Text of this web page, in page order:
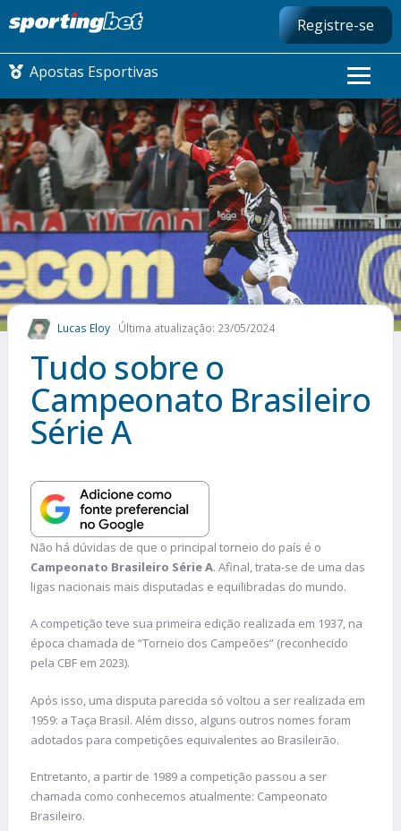
Registre-se
Apostas Esportivas
CONMEBOL LIBERTADORES
FUTEBOL NACIONAL
FUTEBOL INTERNACIONAL
COMO APOSTAR
MAIS ESPORTES
Lucas Eloy Última atualização: 23/05/2024
Tudo sobre o
Campeonato Brasileiro
Série A
Não há dúvidas de que o principal torneio do país é o
Campeonato Brasileiro Série A. Afinal, trata-se de uma das
ligas nacionais mais disputadas e equilibradas do mundo.
A competição teve sua primeira edição realizada em 1937, na
época chamada de “Torneio dos Campeões” (reconhecido
pela CBF em 2023).
Após isso, uma disputa parecida só voltou a ser realizada em
1959: a Taça Brasil. Além disso, alguns outros nomes foram
adotados para competições equivalentes ao Brasileirão.
Entretanto, a partir de 1989 a competição passou a ser
chamada como conhecemos atualmente: Campeonato
Brasileiro.